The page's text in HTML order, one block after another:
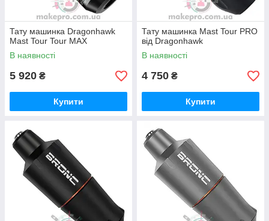
Тату машинка Dragonhawk
Mast Tour Tour MAX
В наявності
5 920 ₴
Купити
Тату машинка Mast Tour PRO
від Dragonhawk
В наявності
4 750 ₴
Купити